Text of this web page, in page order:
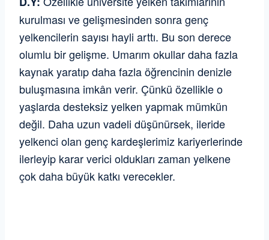
kurulması ve gelişmesinden sonra genç
yelkencilerin sayısı hayli arttı. Bu son derece
olumlu bir gelişme. Umarım okullar daha fazla
kaynak yaratıp daha fazla öğrencinin denizle
buluşmasına imkân verir. Çünkü özellikle o
yaşlarda desteksiz yelken yapmak mümkün
değil. Daha uzun vadeli düşünürsek, ileride
yelkenci olan genç kardeşlerimiz kariyerlerinde
ilerleyip karar verici oldukları zaman yelkene
çok daha büyük katkı verecekler.